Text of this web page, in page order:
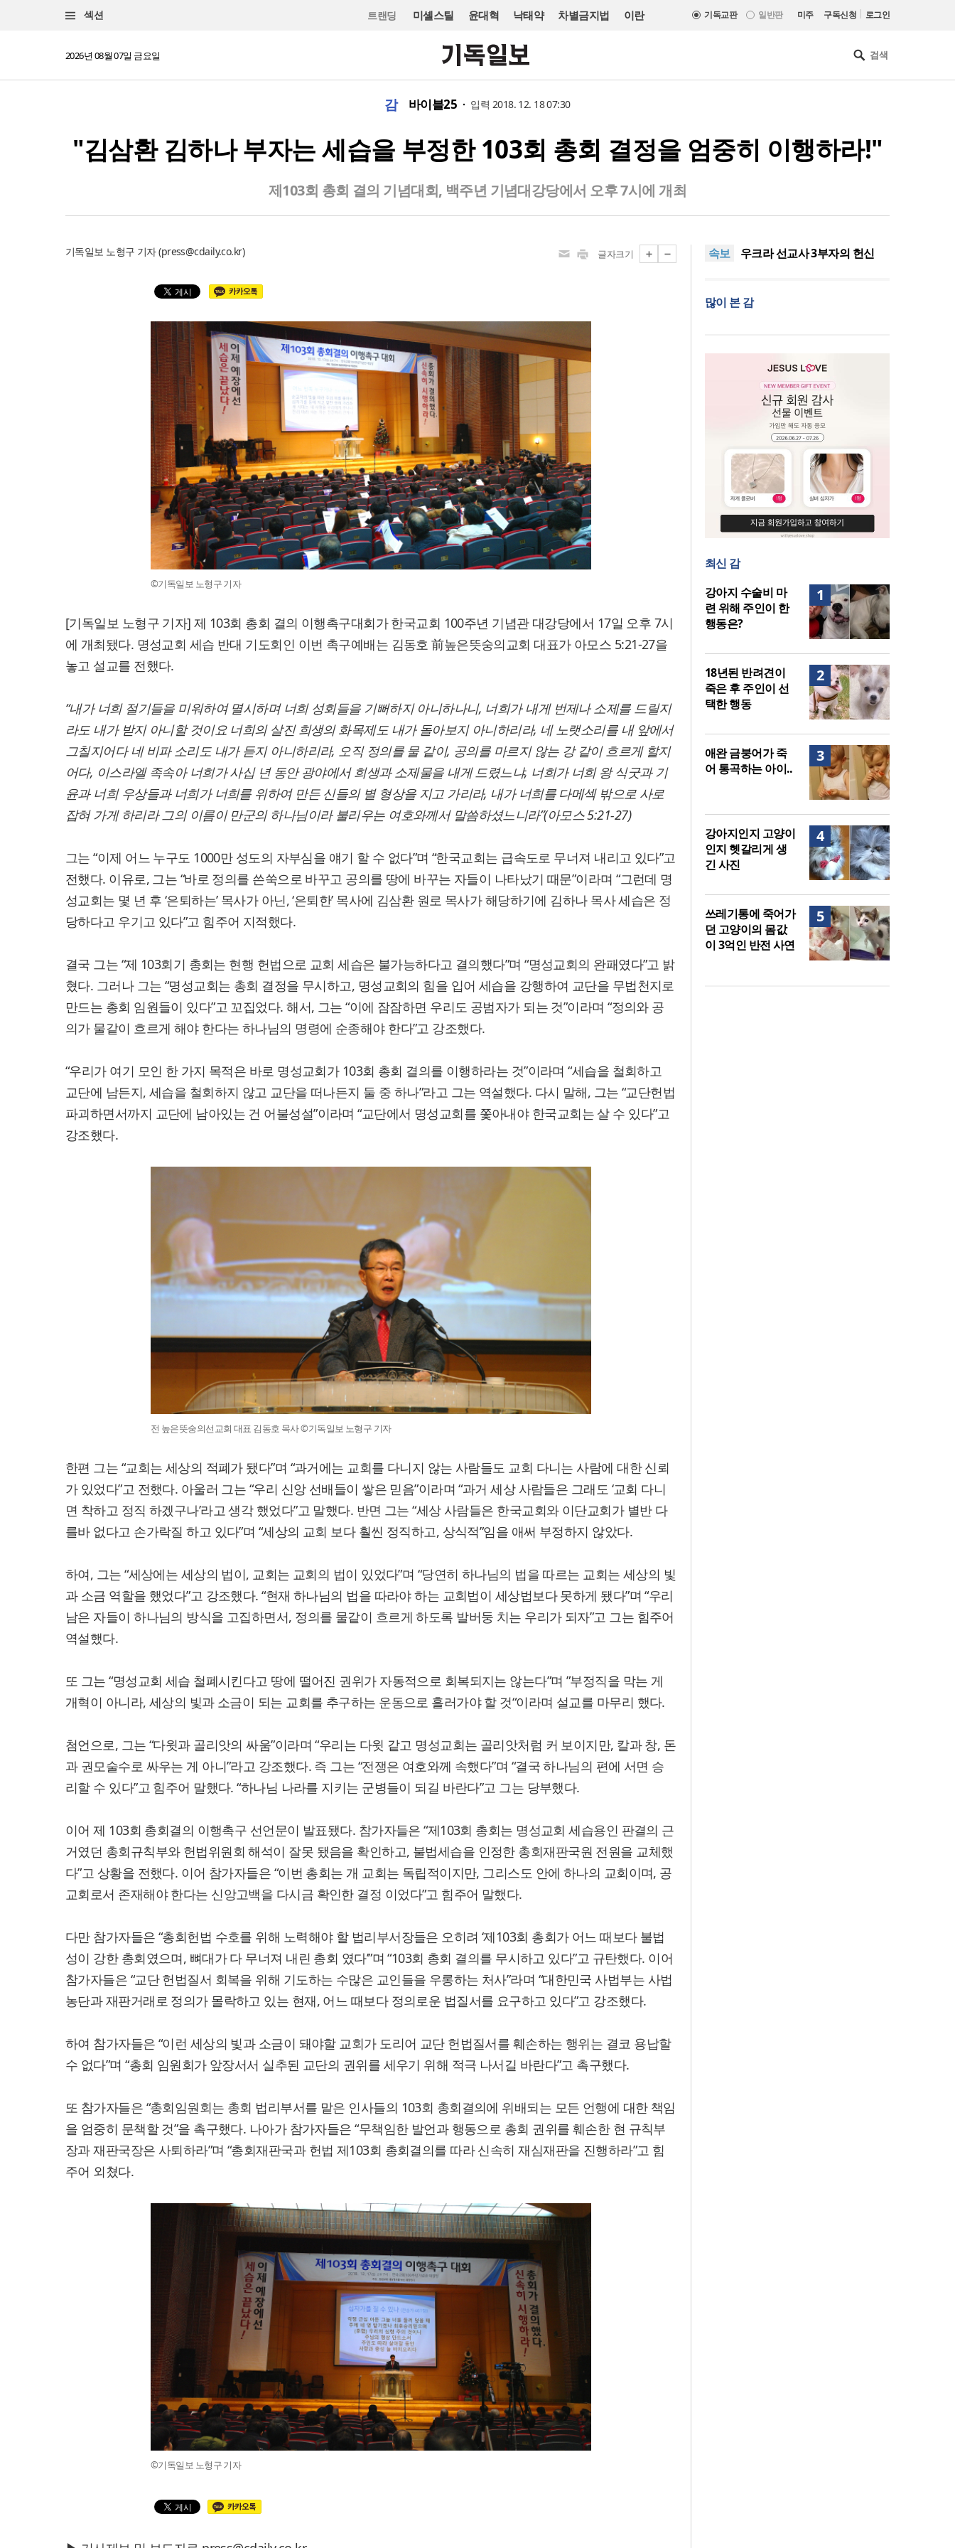
섹션 트랜딩 미셸스틸 윤대혁 낙태약 차별금지법 이란 기독교판 일반판 미주 구독신청 | 로그인
2026년 08월 07일 금요일
감 바이블25 입력 2018. 12. 18 07:30
"김삼환 김하나 부자는 세습을 부정한 103회 총회 결정을 엄중히 이행하라!"
제103회 총회 결의 기념대회, 백주년 기념대강당에서 오후 7시에 개최
기독일보 노형구 기자 (press@cdaily.co.kr) 글자크기
©기독일보 노형구 기자
[기독일보 노형구 기자] 제 103회 총회 결의 이행촉구대회가 한국교회 100주년 기념관 대강당에서 17일 오후 7시
에 개최됐다. 명성교회 세습 반대 기도회인 이번 촉구예배는 김동호 前높은뜻숭의교회 대표가 아모스 5:21-27을
놓고 설교를 전했다.
“내가 너희 절기들을 미워하여 멸시하며 너희 성회들을 기뻐하지 아니하나니, 너희가 내게 번제나 소제를 드릴지
라도 내가 받지 아니할 것이요 너희의 살진 희생의 화목제도 내가 돌아보지 아니하리라, 네 노랫소리를 내 앞에서
그칠지어다 네 비파 소리도 내가 듣지 아니하리라, 오직 정의를 물 같이, 공의를 마르지 않는 강 같이 흐르게 할지
어다, 이스라엘 족속아 너희가 사십 년 동안 광야에서 희생과 소제물을 내게 드렸느냐, 너희가 너희 왕 식굿과 기
윤과 너희 우상들과 너희가 너희를 위하여 만든 신들의 별 형상을 지고 가리라, 내가 너희를 다메섹 밖으로 사로
잡혀 가게 하리라 그의 이름이 만군의 하나님이라 불리우는 여호와께서 말씀하셨느니라”(아모스 5:21-27)
그는 “이제 어느 누구도 1000만 성도의 자부심을 얘기 할 수 없다”며 “한국교회는 급속도로 무너져 내리고 있다”고
전했다. 이유로, 그는 “바로 정의를 쓴쑥으로 바꾸고 공의를 땅에 바꾸는 자들이 나타났기 때문”이라며 “그런데 명
성교회는 몇 년 후 ‘은퇴하는’ 목사가 아닌, ‘은퇴한’ 목사에 김삼환 원로 목사가 해당하기에 김하나 목사 세습은 정
당하다고 우기고 있다”고 힘주어 지적했다.
결국 그는 “제 103회기 총회는 현행 헌법으로 교회 세습은 불가능하다고 결의했다”며 “명성교회의 완패였다”고 밝
혔다. 그러나 그는 “명성교회는 총회 결정을 무시하고, 명성교회의 힘을 입어 세습을 강행하여 교단을 무법천지로
만드는 총회 임원들이 있다”고 꼬집었다. 해서, 그는 “이에 잠잠하면 우리도 공범자가 되는 것”이라며 “정의와 공
의가 물같이 흐르게 해야 한다는 하나님의 명령에 순종해야 한다”고 강조했다.
“우리가 여기 모인 한 가지 목적은 바로 명성교회가 103회 총회 결의를 이행하라는 것”이라며 “세습을 철회하고
교단에 남든지, 세습을 철회하지 않고 교단을 떠나든지 둘 중 하나”라고 그는 역설했다. 다시 말해, 그는 “교단헌법
파괴하면서까지 교단에 남아있는 건 어불성설”이라며 “교단에서 명성교회를 쫓아내야 한국교회는 살 수 있다”고
강조했다.
전 높은뜻숭의선교회 대표 김동호 목사 ©기독일보 노형구 기자
한편 그는 “교회는 세상의 적폐가 됐다”며 “과거에는 교회를 다니지 않는 사람들도 교회 다니는 사람에 대한 신뢰
가 있었다”고 전했다. 아울러 그는 “우리 신앙 선배들이 쌓은 믿음”이라며 “과거 세상 사람들은 그래도 ‘교회 다니
면 착하고 정직 하겠구나’라고 생각 했었다”고 말했다. 반면 그는 “세상 사람들은 한국교회와 이단교회가 별반 다
를바 없다고 손가락질 하고 있다”며 “세상의 교회 보다 훨씬 정직하고, 상식적”임을 애써 부정하지 않았다.
하여, 그는 “세상에는 세상의 법이, 교회는 교회의 법이 있었다”며 “당연히 하나님의 법을 따르는 교회는 세상의 빛
과 소금 역할을 했었다”고 강조했다. “현재 하나님의 법을 따라야 하는 교회법이 세상법보다 못하게 됐다”며 “우리
남은 자들이 하나님의 방식을 고집하면서, 정의를 물같이 흐르게 하도록 발버둥 치는 우리가 되자”고 그는 힘주어
역설했다.
또 그는 “명성교회 세습 철폐시킨다고 땅에 떨어진 권위가 자동적으로 회복되지는 않는다”며 ”부정직을 막는 게
개혁이 아니라, 세상의 빛과 소금이 되는 교회를 추구하는 운동으로 흘러가야 할 것“이라며 설교를 마무리 했다.
첨언으로, 그는 “다윗과 골리앗의 싸움”이라며 “우리는 다윗 같고 명성교회는 골리앗처럼 커 보이지만, 칼과 창, 돈
과 권모술수로 싸우는 게 아니”라고 강조했다. 즉 그는 “전쟁은 여호와께 속했다”며 “결국 하나님의 편에 서면 승
리할 수 있다”고 힘주어 말했다. “하나님 나라를 지키는 군병들이 되길 바란다”고 그는 당부했다.
이어 제 103회 총회결의 이행촉구 선언문이 발표됐다. 참가자들은 “제103회 총회는 명성교회 세습용인 판결의 근
거였던 총회규칙부와 헌법위원회 해석이 잘못 됐음을 확인하고, 불법세습을 인정한 총회재판국원 전원을 교체했
다”고 상황을 전했다. 이어 참가자들은 “이번 총회는 개 교회는 독립적이지만, 그리스도 안에 하나의 교회이며, 공
교회로서 존재해야 한다는 신앙고백을 다시금 확인한 결정 이었다”고 힘주어 말했다.
다만 참가자들은 “총회헌법 수호를 위해 노력해야 할 법리부서장들은 오히려 ‘제103회 총회가 어느 때보다 불법
성이 강한 총회였으며, 뼈대가 다 무너져 내린 총회 였다’”며 “103회 총회 결의를 무시하고 있다”고 규탄했다. 이어
참가자들은 “교단 헌법질서 회복을 위해 기도하는 수많은 교인들을 우롱하는 처사”라며 “대한민국 사법부는 사법
농단과 재판거래로 정의가 몰락하고 있는 현재, 어느 때보다 정의로운 법질서를 요구하고 있다”고 강조했다.
하여 참가자들은 “이런 세상의 빛과 소금이 돼야할 교회가 도리어 교단 헌법질서를 훼손하는 행위는 결코 용납할
수 없다”며 “총회 임원회가 앞장서서 실추된 교단의 권위를 세우기 위해 적극 나서길 바란다”고 촉구했다.
또 참가자들은 “총회임원회는 총회 법리부서를 맡은 인사들의 103회 총회결의에 위배되는 모든 언행에 대한 책임
을 엄중히 문책할 것”을 촉구했다. 나아가 참가자들은 “무책임한 발언과 행동으로 총회 권위를 훼손한 현 규칙부
장과 재판국장은 사퇴하라”며 “총회재판국과 헌법 제103회 총회결의를 따라 신속히 재심재판을 진행하라”고 힘
주어 외쳤다.
©기독일보 노형구 기자
속보
[최원호 목사의 영혼의 양식 63]
까?
한인 목회자 석방돼
우크라 선교사 3부자의 헌신
지법 시행… 기독교계 강력 반
[최원호 목사의 영혼의 양식 63]
많이 본 감
최신 감
1
강아지 수술비 마
련 위해 주인이 한
행동은?
2
18년된 반려견이
죽은 후 주인이 선
택한 행동
3
애완 금붕어가 죽
어 통곡하는 아이..
4
강아지인지 고양이
인지 헷갈리게 생
긴 사진
5
쓰레기통에 죽어가
던 고양이의 몸값
이 3억인 반전 사연